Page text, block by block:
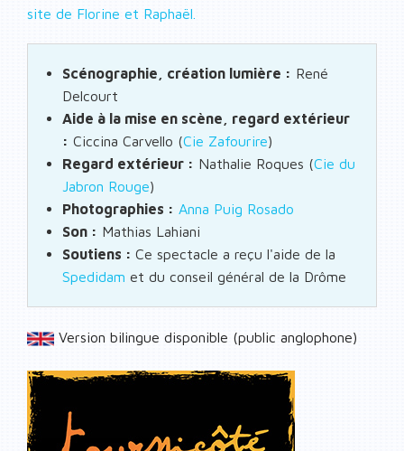
site de Florine et Raphaël.
Scénographie, création lumière : René
Delcourt
Aide à la mise en scène, regard extérieur
: Ciccina Carvello (Cie Zafourire)
Regard extérieur : Nathalie Roques (Cie du
Jabron Rouge)
Photographies : Anna Puig Rosado
Son : Mathias Lahiani
Soutiens : Ce spectacle a reçu l'aide de la
Spedidam et du conseil général de la Drôme
Version bilingue disponible (public anglophone)